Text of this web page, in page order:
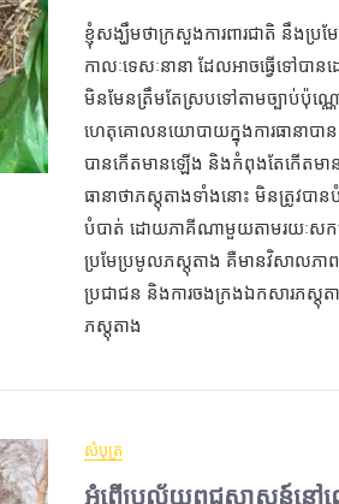
ខ្ញុំសង្ឃឹមថាក្រសួងការពារជាតិ នឹងប្រ
កាលៈទេសៈនានា ដែលអាចធ្វើទៅបានដ
មិនមែនត្រឹមតែស្របទៅតាមច្បាប់ប៉ុណ្ណោ
ហេតុគោលនយោបាយក្នុងការធានាបាន
បានកើតមានឡើង និងកំពុងតែកើតមា
ធានាថាភស្តុតាងទាំងនោះ មិនត្រូវបា
បំបាត់ ដោយភាគីណាមួយតាមរយៈសកម្
ប្រមែប្រមូលភស្តុតាង គឺមានវិសាលភា
ប្រជាជន និងការចងក្រងឯកសារភស្តុត
ភស្តុតាង
សំបុត្រ
អំពើប្រល័យពូជសាសន៍នៅលើ